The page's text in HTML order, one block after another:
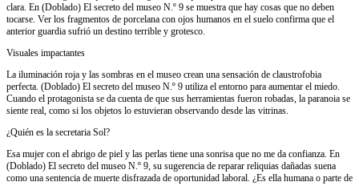
clara. En (Doblado) El secreto del museo N.º 9 se muestra que hay cosas que no deben
tocarse. Ver los fragmentos de porcelana con ojos humanos en el suelo confirma que el
anterior guardia sufrió un destino terrible y grotesco.
Visuales impactantes
La iluminación roja y las sombras en el museo crean una sensación de claustrofobia
perfecta. (Doblado) El secreto del museo N.º 9 utiliza el entorno para aumentar el miedo.
Cuando el protagonista se da cuenta de que sus herramientas fueron robadas, la paranoia se
siente real, como si los objetos lo estuvieran observando desde las vitrinas.
¿Quién es la secretaria Sol?
Esa mujer con el abrigo de piel y las perlas tiene una sonrisa que no me da confianza. En
(Doblado) El secreto del museo N.º 9, su sugerencia de reparar reliquias dañadas suena
como una sentencia de muerte disfrazada de oportunidad laboral. ¿Es ella humana o parte de